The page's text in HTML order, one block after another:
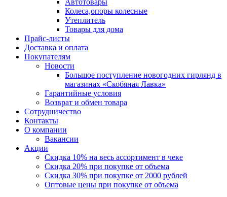
Автотовары
Колеса,опоры колесные
Утеплитель
Товары для дома
Прайс-листы
Доставка и оплата
Покупателям
Новости
Большое поступление новогодних гирлянд в
магазинах «Скобяная Лавка»
Гарантийные условия
Возврат и обмен товара
Сотрудничество
Контакты
О компании
Вакансии
Акции
Скидка 10% на весь ассортимент в чеке
Скидка 20% при покупке от объема
Скидка 30% при покупке от 2000 рублей
Оптовые цены при покупке от объема